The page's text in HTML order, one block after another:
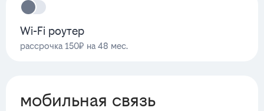
Wi-Fi роутер
рассрочка 150₽ на 48 мес.
мобильная связь